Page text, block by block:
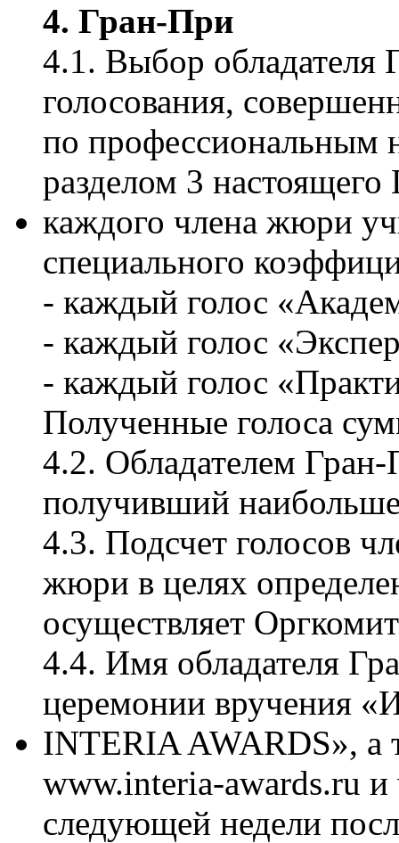
4. Гран-При
4.1. Выбор обладателя
голосования,
по профессиональным
разделом 3
каждого члена жюри
специального
- каждый голос
- каждый голос
- каждый голос
Полученные голоса
4.2. Обладателем Гран-
получивший
4.3. Подсчет голосов
жюри в целях
осуществляет
4.4. Имя обладателя
церемонии вручения
INTERIA AWARDS», а
www.interia-awards.ru
следующей недели